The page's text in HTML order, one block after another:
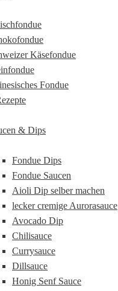
Käsefondue
Fondue
& Dips
Fondue Dips
Fondue Saucen
Aioli Dip selber machen
lecker cremige Aurorasauce
Avocado Dip
Chilisauce
Currysauce
Dillsauce
Honig Senf Sauce